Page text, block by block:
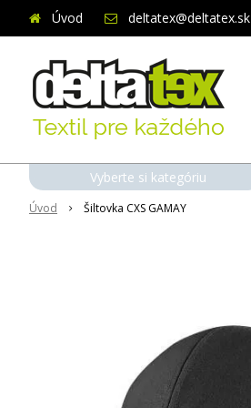
Úvod deltatex@deltatex.sk
Úvod Šiltovka CXS GAMAY
Vyberte si kategóriu